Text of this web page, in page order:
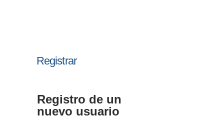
Registrar
Registro de un
nuevo usuario